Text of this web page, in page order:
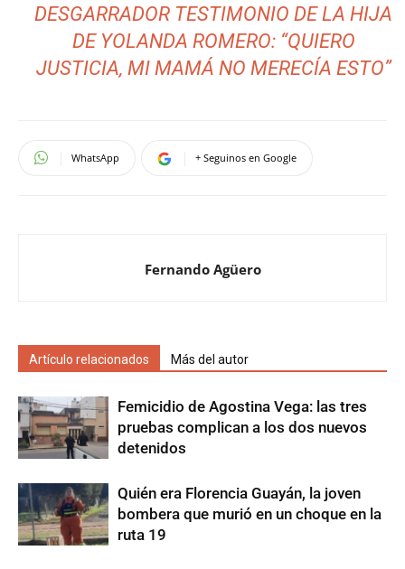
DESGARRADOR TESTIMONIO DE LA HIJA
DE YOLANDA ROMERO: “QUIERO
JUSTICIA, MI MAMÁ NO MERECÍA ESTO”
WhatsApp + Seguinos en Google
Fernando Agüero
Artículo relacionados Más del autor
Femicidio de Agostina Vega: las tres
pruebas complican a los dos nuevos
detenidos
Quién era Florencia Guayán, la joven
bombera que murió en un choque en la
ruta 19